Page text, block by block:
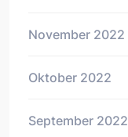
November 2022
Oktober 2022
September 2022